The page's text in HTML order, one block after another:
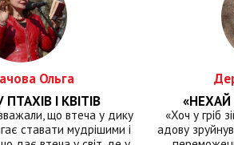
Ольга
І КВІТІВ
що втеча у дику
ставати мудрішими і
«Хоч у гріб
адову